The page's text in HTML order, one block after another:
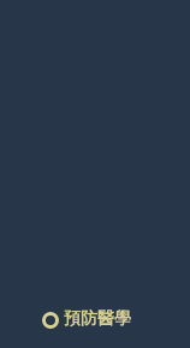
預防醫學